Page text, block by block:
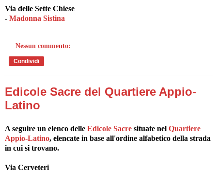
Via delle Sette Chiese
- Madonna Sistina
Nessun commento:
Condividi
Edicole Sacre del Quartiere Appio-
Latino
A seguire un elenco delle Edicole Sacre situate nel Quartiere
Appio-Latino, elencate in base all'ordine alfabetico della strada
in cui si trovano.
Via Cerveteri